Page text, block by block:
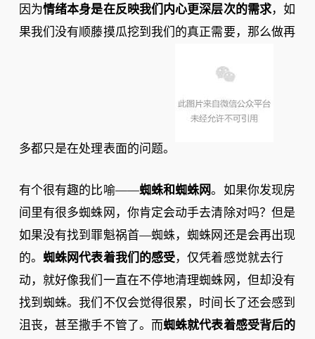
因为情绪本身是在反映我们内心更深层次的需求，如
果我们没有顺藤摸瓜挖到我们的真正需要，那么做再
多都只是在处理表面的问题。
有个很有趣的比喻——蜘蛛和蜘蛛网。如果你发现房
间里有很多蜘蛛网，你肯定会动手去清除对吗？但是
如果没有找到罪魁祸首—蜘蛛，蜘蛛网还是会再出现
的。蜘蛛网代表着我们的感受，仅凭着感觉就去行
动，就好像我们一直在不停地清理蜘蛛网，但却没有
找到蜘蛛。我们不仅会觉得很累，时间长了还会感到
沮丧，甚至撒手不管了。而蜘蛛就代表着感受背后的